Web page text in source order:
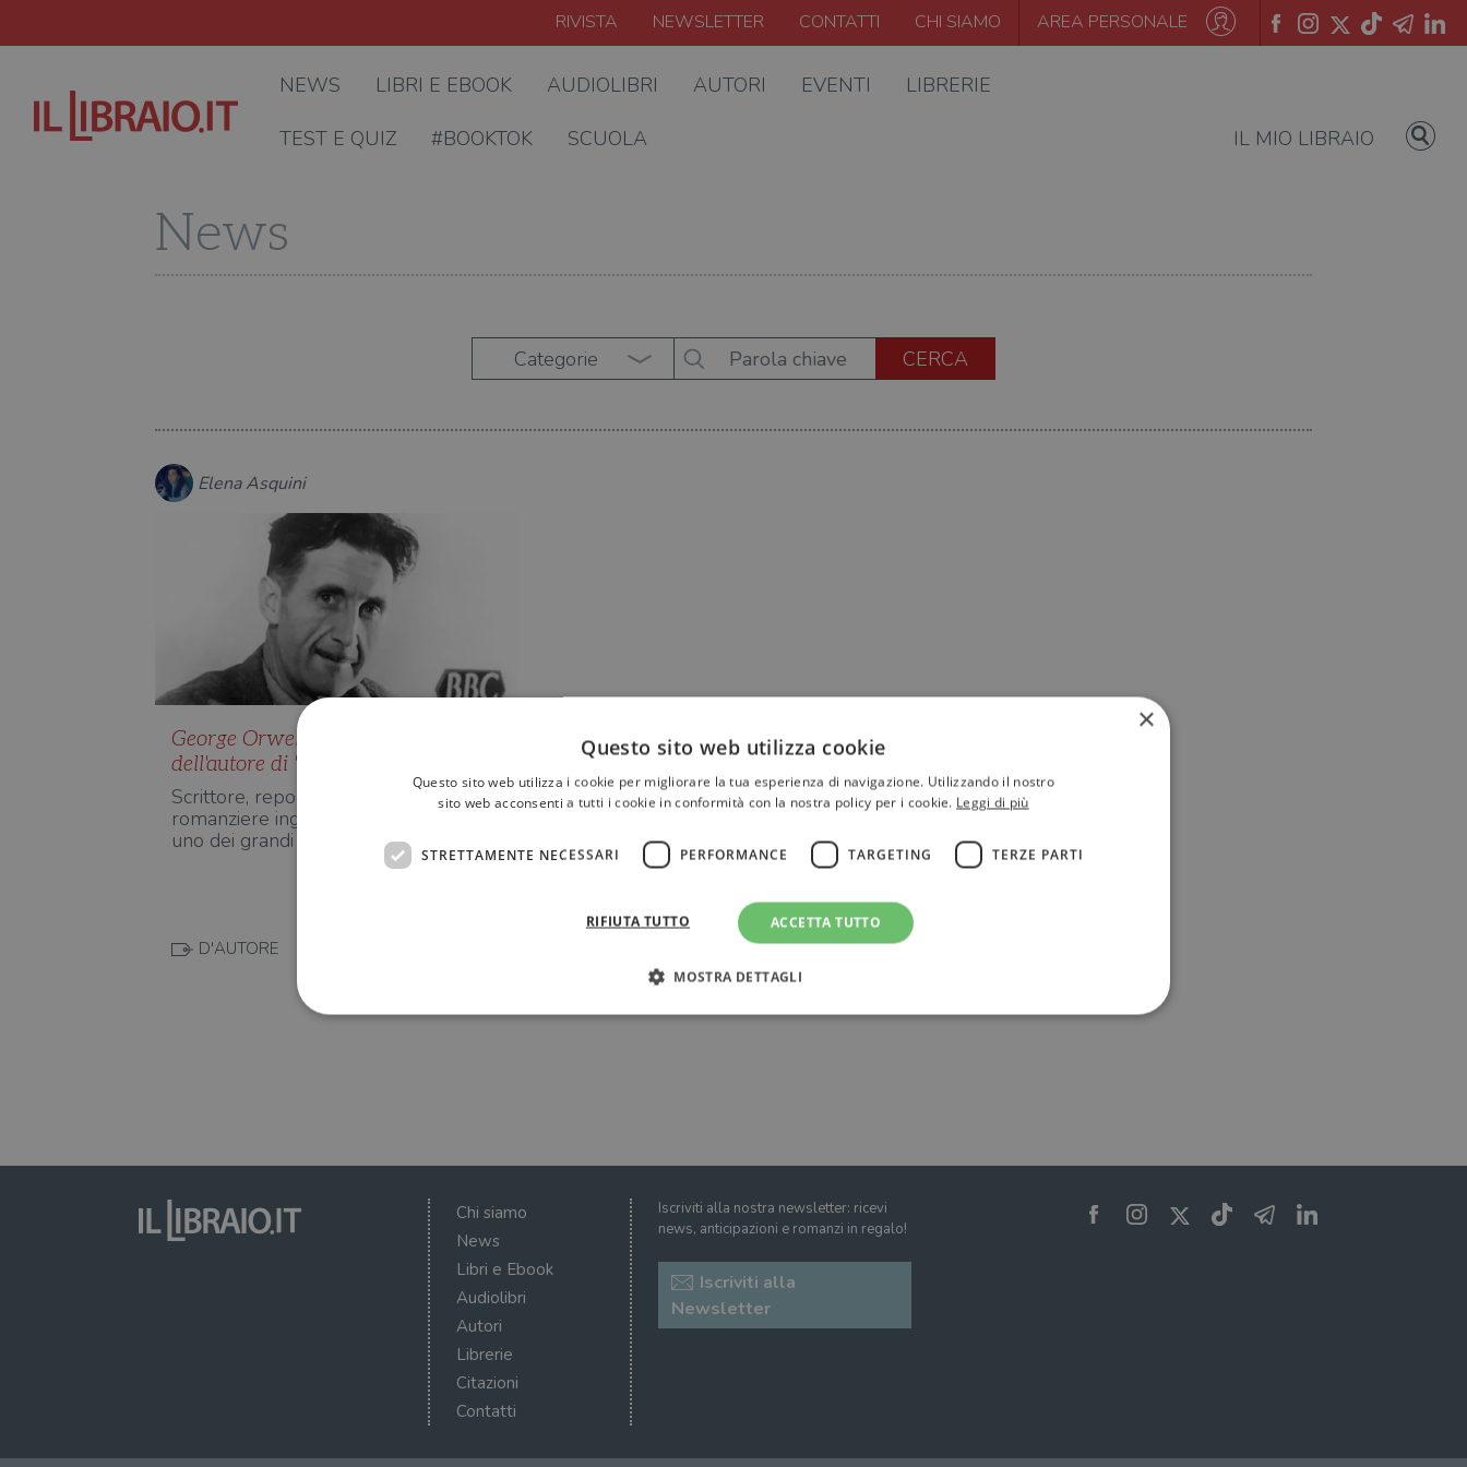
RIVISTA NEWSLETTER CONTATTI CHI SIAMO AREA PERSONALE
NEWS LIBRI E EBOOK AUDIOLIBRI AUTORI EVENTI LIBRERIE
TEST E QUIZ #BOOKTOK SCUOLA IL MIO LIBRAIO
News
Categorie
Elena Asquini
George Orwell: la vita e i libri
dell'autore di "1984"
Scrittore, reporter, saggista e
romanziere inglese, George Orwell è
uno dei grandi maestri del Nove…
D'AUTORE
Chi siamo
News
Libri e Ebook
Audiolibri
Autori
Librerie
Citazioni
Contatti
Iscriviti alla nostra newsletter: ricevi
news, anticipazioni e romanzi in regalo!
Iscriviti alla
Newsletter
×
Questo sito web utilizza cookie
Questo sito web utilizza i cookie per migliorare la tua esperienza di navigazione. Utilizzando il nostro
sito web acconsenti a tutti i cookie in conformità con la nostra policy per i cookie. Leggi di più
STRETTAMENTE NECESSARI PERFORMANCE TARGETING TERZE PARTI
ACCETTA TUTTO
RIFIUTA TUTTO
MOSTRA DETTAGLI
Dominio
wordpress_test_cookie
Inc.
Sessione
WordPress imposta questo cookie quando accedi alla pagina di login. Il
cookie viene utilizzato per verificare se il browser Web è impostato per
consentire o rifiutare i cookie.
wordpress_sec_[hash] .illibraio.it Sessione
Usato per gestire la sessione degli utenti loggati sul sito
wordpress_logged_in_[hash]
.illibraio.it Sessione
Usato per gestire la sessione degli utenti loggati sul sito
CookieScriptConsent
1 mese Memorizza lo stato del consenso ai cookie dell'utente per il dominio corrente.
settimana
3 giorni